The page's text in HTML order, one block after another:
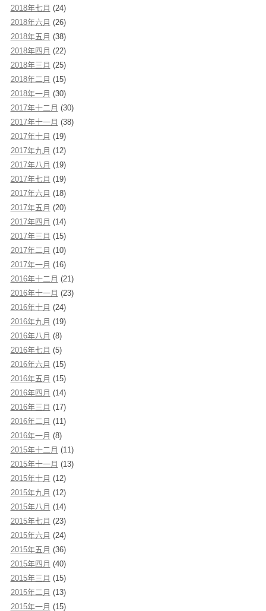
2018年七月 (24)
2018年六月 (26)
2018年五月 (38)
2018年四月 (22)
2018年三月 (25)
2018年二月 (15)
2018年一月 (30)
2017年十二月 (30)
2017年十一月 (38)
2017年十月 (19)
2017年九月 (12)
2017年八月 (19)
2017年七月 (19)
2017年六月 (18)
2017年五月 (20)
2017年四月 (14)
2017年三月 (15)
2017年二月 (10)
2017年一月 (16)
2016年十二月 (21)
2016年十一月 (23)
2016年十月 (24)
2016年九月 (19)
2016年八月 (8)
2016年七月 (5)
2016年六月 (15)
2016年五月 (15)
2016年四月 (14)
2016年三月 (17)
2016年二月 (11)
2016年一月 (8)
2015年十二月 (11)
2015年十一月 (13)
2015年十月 (12)
2015年九月 (12)
2015年八月 (14)
2015年七月 (23)
2015年六月 (24)
2015年五月 (36)
2015年四月 (40)
2015年三月 (15)
2015年二月 (13)
2015年一月 (15)